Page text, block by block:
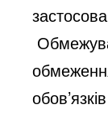
обов’язків